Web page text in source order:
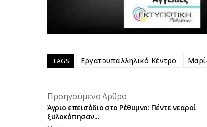
TAGS Εργατοϋπαλληλικό Κέντρο
Προηγούμενο Άρθρο
Άγριο επεισόδιο στο Ρέθυμνο: Πέντε νεαροί
ξυλοκόπησαν...